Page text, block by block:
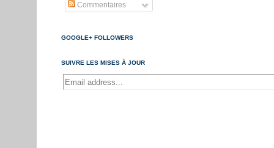
Commentaires
GOOGLE+ FOLLOWERS
SUIVRE LES MISES À JOUR